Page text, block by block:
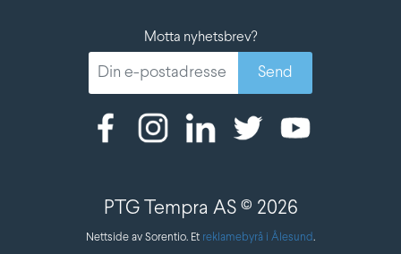
Motta nyhetsbrev?
PTG Tempra AS © 2026
Nettside av Sorentio. Et reklamebyrå i Ålesund.